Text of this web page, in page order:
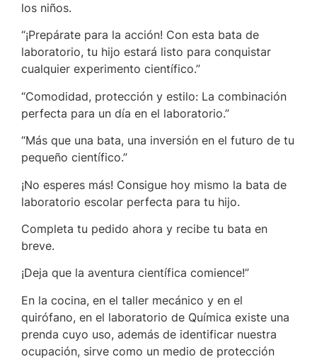
los niños.
“¡Prepárate para la acción! Con esta bata de
laboratorio, tu hijo estará listo para conquistar
cualquier experimento científico.”
“Comodidad, protección y estilo: La combinación
perfecta para un día en el laboratorio.”
“Más que una bata, una inversión en el futuro de tu
pequeño científico.”
¡No esperes más! Consigue hoy mismo la bata de
laboratorio escolar perfecta para tu hijo.
Completa tu pedido ahora y recibe tu bata en
breve.
¡Deja que la aventura científica comience!”
En la cocina, en el taller mecánico y en el
quirófano, en el laboratorio de Química existe una
prenda cuyo uso, además de identificar nuestra
ocupación, sirve como un medio de protección